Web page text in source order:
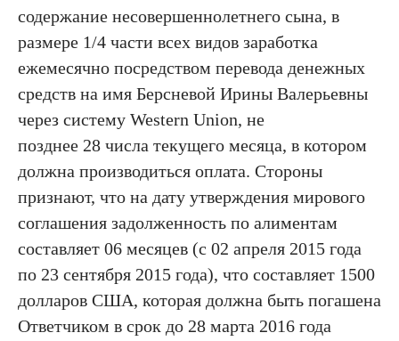
содержание несовершеннолетнего сына, в
размере 1/4 части всех видов заработка
ежемесячно посредством перевода денежных
средств на имя Берсневой Ирины Валерьевны
через систему Western Union, не
позднее 28 числа текущего месяца, в котором
должна производиться оплата. Стороны
признают, что на дату утверждения мирового
соглашения задолженность по алиментам
составляет 06 месяцев (с 02 апреля 2015 года
по 23 сентября 2015 года), что составляет 1500
долларов США, которая должна быть погашена
Ответчиком в срок до 28 марта 2016 года